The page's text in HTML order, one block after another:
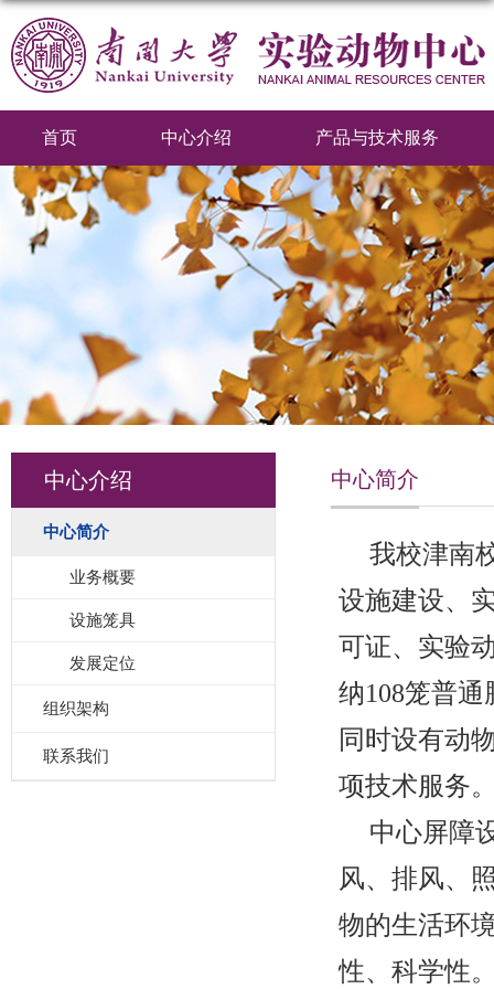
首页 中心介绍 产品与技术服务
中心介绍
中心简介
业务概要
设施笼具
发展定位
组织架构
联系我们
中心简介
我校津南
设施建设、
可证、实验
纳108笼普通
同时设有动
项技术服务
中心屏障
风、排风、
物的生活环
性、科学性